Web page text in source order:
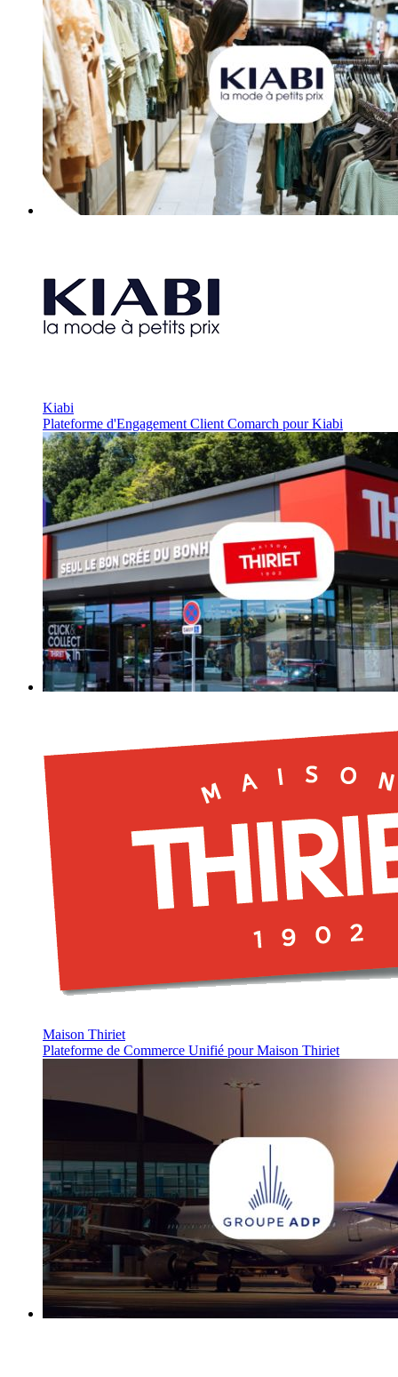
Kiabi
Plateforme d'Engagement Client Comarch pour Kiabi
Maison Thiriet
Plateforme de Commerce Unifié pour Maison Thiriet